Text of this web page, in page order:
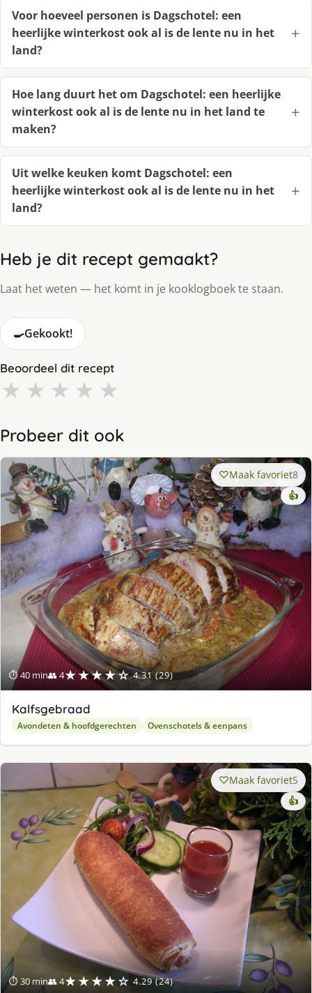
Voor hoeveel personen is Dagschotel: een
heerlijke winterkost ook al is de lente nu in het
land?
Hoe lang duurt het om Dagschotel: een heerlijke
winterkost ook al is de lente nu in het land te
maken?
Uit welke keuken komt Dagschotel: een
heerlijke winterkost ook al is de lente nu in het
land?
Heb je dit recept gemaakt?
Laat het weten — het komt in je kooklogboek te staan.
🍳Gekookt!
Beoordeel dit recept
★ ★ ★ ★ ★
Probeer dit ook
⏱ 40 min👥 4★★★★☆ 4.31 (29)
Maak favoriet8
👍
Kalfsgebraad
Avondeten & hoofdgerechten Ovenschotels & eenpans
⏱ 30 min👥 4★★★★☆ 4.29 (24)
Maak favoriet5
👍